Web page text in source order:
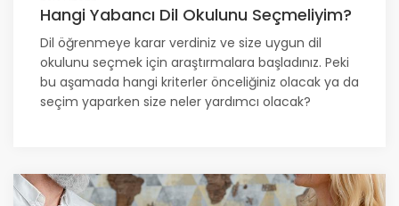
Hangi Yabancı Dil Okulunu Seçmeliyim?
Dil öğrenmeye karar verdiniz ve size uygun dil
okulunu seçmek için araştırmalara başladınız. Peki
bu aşamada hangi kriterler önceliğiniz olacak ya da
seçim yaparken size neler yardımcı olacak?